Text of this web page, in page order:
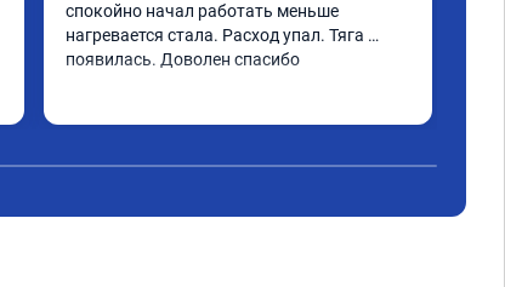
спокойно начал работать меньше
нагревается стала. Расход упал. Тяга
появилась. Доволен спасибо